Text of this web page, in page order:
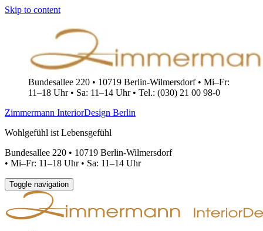
Skip to content
Bundesallee 220 • 10719 Berlin-Wilmersdorf • Mi–Fr:
11–18 Uhr • Sa: 11–14 Uhr • Tel.: (030) 21 00 98-0
Zimmermann InteriorDesign Berlin
Wohlgefühl ist Lebensgefühl
Bundesallee 220 • 10719 Berlin-Wilmersdorf
• Mi–Fr: 11–18 Uhr • Sa: 11–14 Uhr
Toggle navigation